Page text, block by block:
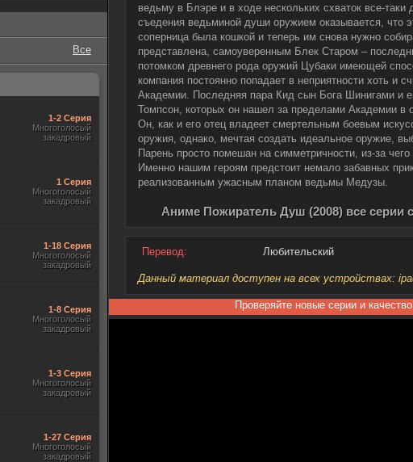
ведьму в Блэре и в ходе нескольких схваток все-
съедения ведьминой души оружием оказывается, что
соперница была кошкой и теперь им снова нужно
представлена, самоуверенным Блек Старом –
потомком древнего рода оружий Цубаки имеющей
компания постоянно попадает в неприятности хоть и
Академии. Последняя пара Кид сын Бога Шинигами и
Томпсон, которых он нашел за пределами Академии в
Он, как и его отец владеет смертельным боевым
оружия, однако, мечтая создать идеальное оружие,
Парень просто помешан на симметричности, из-за
Именно нашим героям предстоит немало забавных
реализованным ужасным планом ведьмы Медузы.
Аниме Пожиратель Душ (2008) все серии
Перевод: Любительский
Данный материал доступен на всех устройствах:
Проверяйте новые серии и
Все
1-2 Серия
Многоголосый
закадровый
1 Серия
Многоголосый
закадровый
1-18 Серия
Многоголосый
закадровый
1-8 Серия
Многоголосый
закадровый
1-3 Серия
Многоголосый
закадровый
1-27 Серия
Многоголосый
закадровый